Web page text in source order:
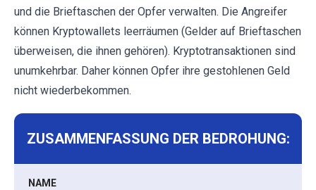
und die Brieftaschen der Opfer verwalten. Die Angreifer
können Kryptowallets leerräumen (Gelder auf Brieftaschen
überweisen, die ihnen gehören). Kryptotransaktionen sind
unumkehrbar. Daher können Opfer ihre gestohlenen Geld
nicht wiederbekommen.
ZUSAMMENFASSUNG DER BEDROHUNG:
NAME